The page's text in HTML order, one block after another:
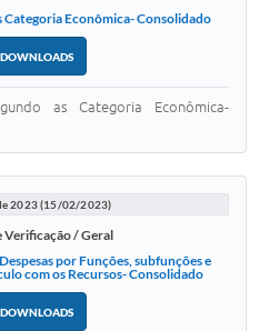
Categoria Econômica- Consolidado
DOWNLOADS
as Categoria Econômica-
2023 (15/02/2023)
Verificação / Geral
por Funções, subfunções e
com os Recursos- Consolidado
DOWNLOADS